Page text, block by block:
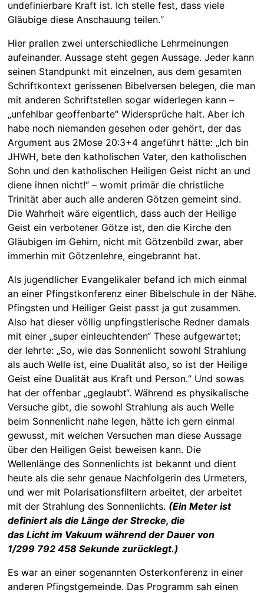
undefinierbare Kraft ist. Ich stelle fest, dass viele
Gläubige diese Anschauung teilen.“
Hier prallen zwei unterschiedliche Lehrmeinungen
aufeinander. Aussage steht gegen Aussage. Jeder kann
seinen Standpunkt mit einzelnen, aus dem gesamten
Schriftkontext gerissenen Bibelversen belegen, die man
mit anderen Schriftstellen sogar widerlegen kann –
„unfehlbar geoffenbarte“ Widersprüche halt. Aber ich
habe noch niemanden gesehen oder gehört, der das
Argument aus 2Mose 20:3+4 angeführt hätte: „Ich bin
JHWH, bete den katholischen Vater, den katholischen
Sohn und den katholischen Heiligen Geist nicht an und
diene ihnen nicht!“ – womit primär die christliche
Trinität aber auch alle anderen Götzen gemeint sind.
Die Wahrheit wäre eigentlich, dass auch der Heilige
Geist ein verbotener Götze ist, den die Kirche den
Gläubigen im Gehirn, nicht mit Götzenbild zwar, aber
immerhin mit Götzenlehre, eingebrannt hat.
Als jugendlicher Evangelikaler befand ich mich einmal
an einer Pfingstkonferenz einer Bibelschule in der Nähe.
Pfingsten und Heiliger Geist passt ja gut zusammen.
Also hat dieser völlig unpfingstlerische Redner damals
mit einer „super einleuchtenden“ These aufgewartet;
der lehrte: „So, wie das Sonnenlicht sowohl Strahlung
als auch Welle ist, eine Dualität also, so ist der Heilige
Geist eine Dualität aus Kraft und Person.“ Und sowas
hat der offenbar „geglaubt“. Während es physikalische
Versuche gibt, die sowohl Strahlung als auch Welle
beim Sonnenlicht nahe legen, hätte ich gern einmal
gewusst, mit welchen Versuchen man diese Aussage
über den Heiligen Geist beweisen kann. Die
Wellenlänge des Sonnenlichts ist bekannt und dient
heute als die sehr genaue Nachfolgerin des Urmeters,
und wer mit Polarisationsfiltern arbeitet, der arbeitet
mit der Strahlung des Sonnenlichts. (Ein Meter ist
definiert als die Länge der Strecke, die
das Licht im Vakuum während der Dauer von
1/299 792 458 Sekunde zurücklegt.)
Es war an einer sogenannten Osterkonferenz in einer
anderen Pfingstgemeinde. Das Programm sah einen